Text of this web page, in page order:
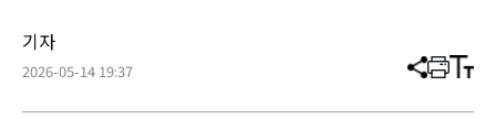
기자
2026-05-14 19:37 分
章
打 调
小